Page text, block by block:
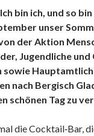
bin ich, und so
unser
der Aktion
Jugendliche und
sowie
nach Bergisch
schönen Tag zu
die Cocktail‐Bar,